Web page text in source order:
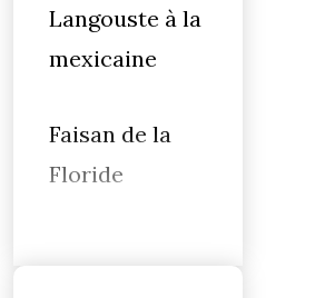
Langouste à la
mexicaine
Faisan de la
Floride